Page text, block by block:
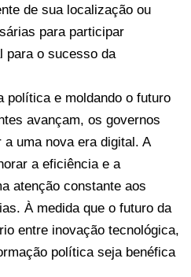
de sua localização ou
para participar
para o sucesso da
política e moldando o futuro
avançam, os governos
uma nova era digital. A
a eficiência e a
atenção constante aos
À medida que o futuro da
entre inovação tecnológica,
política seja benéfica